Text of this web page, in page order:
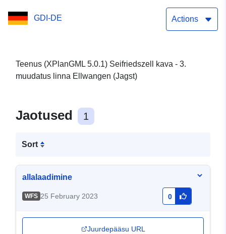
GDI-DE Actions
Teenus (XPlanGML 5.0.1) Seifriedszell kava - 3.
muudatus linna Ellwangen (Jagst)
Jaotused 1
Sort
allalaadimine
WFS 25 February 2023 0
Juurdepääsu URL